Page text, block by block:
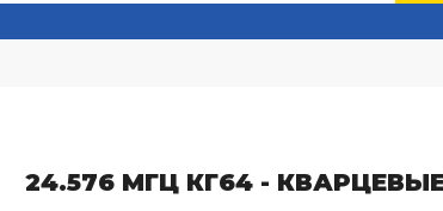
24.576 МГЦ КГ64 -